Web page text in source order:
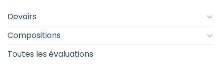
Devoirs
Compositions
Toutes les évaluations